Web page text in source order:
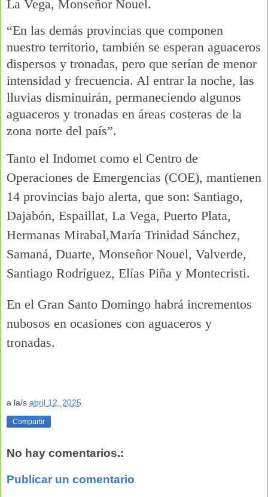
La Vega, Monseñor Nouel.
“En las demás provincias que componen
nuestro territorio, también se esperan aguaceros
dispersos y tronadas, pero que serían de menor
intensidad y frecuencia. Al entrar la noche, las
lluvias disminuirán, permaneciendo algunos
aguaceros y tronadas en áreas costeras de la
zona norte del país”.
Tanto el Indomet como el Centro de
Operaciones de Emergencias (COE), mantienen
14 provincias bajo alerta, que son: Santiago,
Dajabón, Espaillat, La Vega, Puerto Plata,
Hermanas Mirabal,María Trinidad Sánchez,
Samaná, Duarte, Monseñor Nouel, Valverde,
Santiago Rodríguez, Elías Piña y Montecristi.
En el Gran Santo Domingo habrá incrementos
nubosos en ocasiones con aguaceros y
tronadas.
a la/s abril 12, 2025
Compartir
No hay comentarios.:
Publicar un comentario